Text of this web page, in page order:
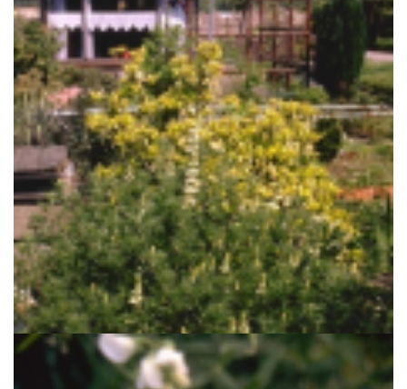
Boomlupine
Lupinus arboreus 'Golden Spire'